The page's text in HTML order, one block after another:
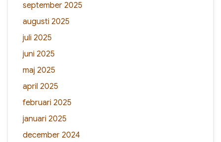
september 2025
augusti 2025
juli 2025
juni 2025
maj 2025
april 2025
februari 2025
januari 2025
december 2024